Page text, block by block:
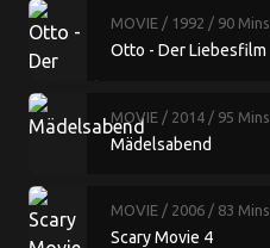
MOVIE / 1992 / 90 Mins
Otto - Der Liebesfilm
MOVIE / 2014 / 95 Mins
Mädelsabend
MOVIE / 2006 / 83 Mins
Scary Movie 4